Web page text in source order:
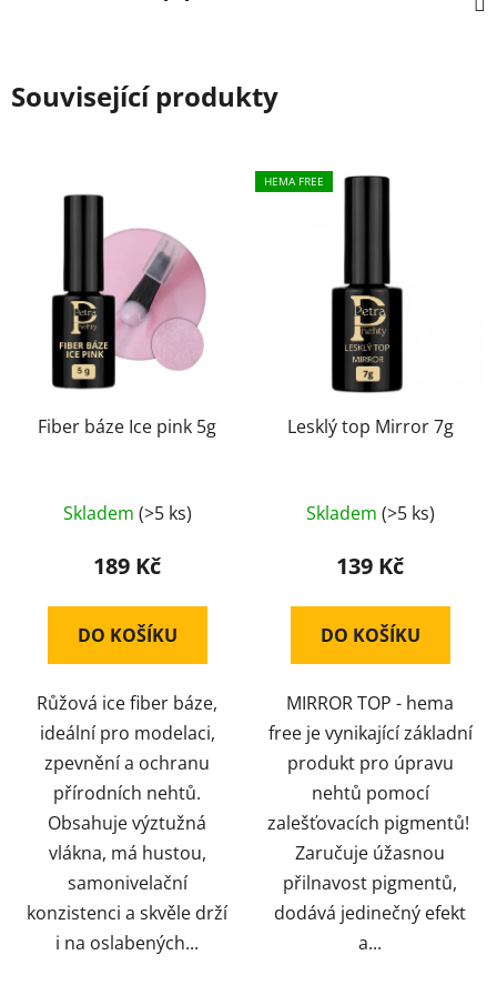
Související produkty
Fiber báze Ice pink 5g
hodnocení
produktu
5,0
z
hvězdiček.
Skladem (>5 ks)
189 Kč
DO KOŠÍKU
Růžová ice fiber báze,
ideální pro modelaci,
zpevnění a ochranu
přírodních nehtů.
Obsahuje výztužná
vlákna, má hustou,
samonivelační
konzistenci a skvěle drží
i na oslabených...
HEMA FREE
Lesklý top Mirror 7g
hodnocení
produktu
5,0
z
hvězdiček.
Skladem (>5 ks)
139 Kč
DO KOŠÍKU
MIRROR TOP - hema
free je vynikající základní
produkt pro úpravu
nehtů pomocí
zalešťovacích pigmentů!
Zaručuje úžasnou
přilnavost pigmentů,
dodává jedinečný efekt
a...